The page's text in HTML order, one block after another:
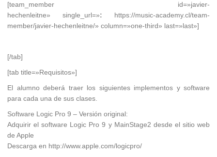
[team_member id=»javier-
hechenleitne» single_url=»: https://music-academy.cl/team-
member/javier-hechenleitne/» column=»one-third» last=»last»]
[/tab]
[tab title=»Requisitos»]
El alumno deberá traer los siguientes implementos y software
para cada una de sus clases.
Software Logic Pro 9 – Versión original:
Adquirir el software Logic Pro 9 y MainStage2 desde el sitio web
de Apple
Descarga en http://www.apple.com/logicpro/